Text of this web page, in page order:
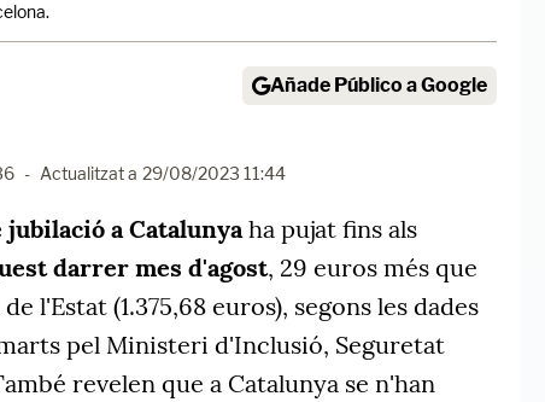
Añade Público a Google
- Actualitzat a 29/08/2023 11:44
a Catalunyaha pujat fins als
darrer mes d'agost, 29 euros més que
l'Estat (1.375,68 euros), segons les dades
pel Ministeri d'Inclusió, Seguretat
revelen que a Catalunya se n'han